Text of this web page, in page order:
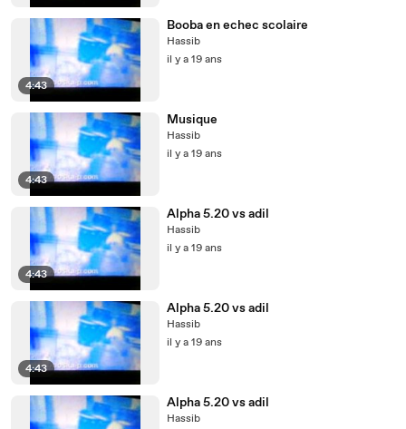
4:43
Booba en echec scolaire
Hassib
il y a 19 ans
4:43
Musique
Hassib
il y a 19 ans
4:43
Alpha 5.20 vs adil
Hassib
il y a 19 ans
4:43
Alpha 5.20 vs adil
Hassib
il y a 19 ans
Alpha 5.20 vs adil
Hassib